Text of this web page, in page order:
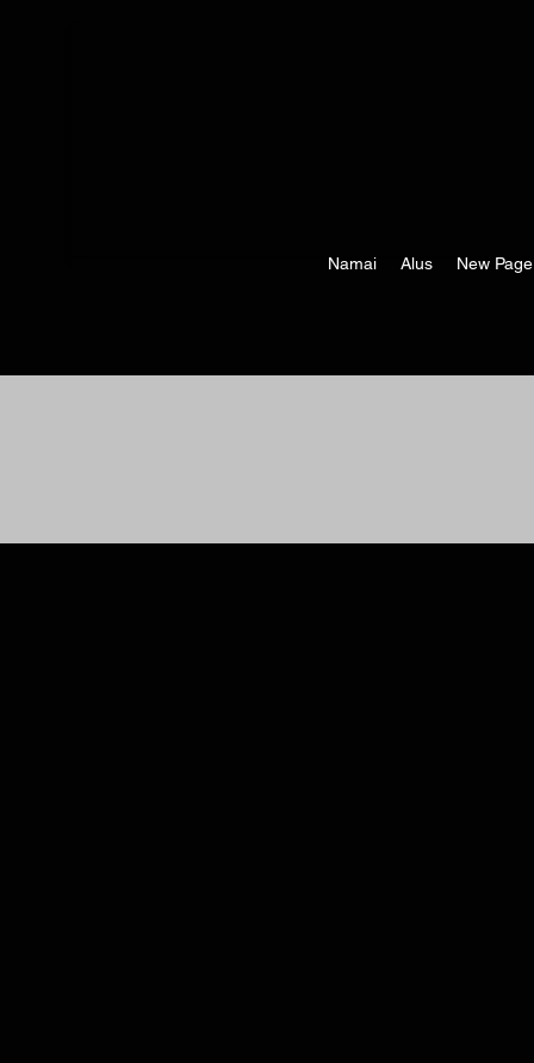
Namai Alus New Page